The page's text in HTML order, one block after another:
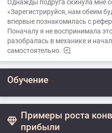
Однажды подруга скинула мне
«Зарегистрируйся, нам обеим
впервые познакомилась с
Поначалу я не воспринимала
разобралась в механике и
самостоятельно.
Обучение
Примеры роста
прибыли